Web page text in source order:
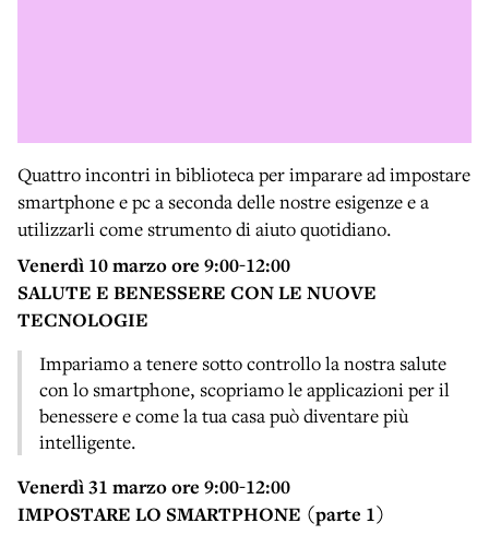
Quattro incontri in biblioteca per imparare ad impostare
smartphone e pc a seconda delle nostre esigenze e a
utilizzarli come strumento di aiuto quotidiano.
Venerdì 10 marzo ore 9:00-12:00
SALUTE E BENESSERE CON LE NUOVE
TECNOLOGIE
Impariamo a tenere sotto controllo la nostra salute
con lo smartphone, scopriamo le applicazioni per il
benessere e come la tua casa può diventare più
intelligente.
Venerdì 31 marzo ore 9:00-12:00
IMPOSTARE LO SMARTPHONE (parte 1)